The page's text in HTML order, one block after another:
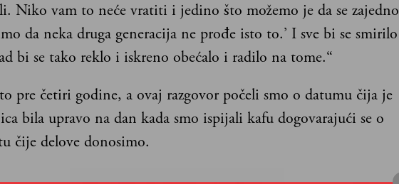
Niko vam to neće vratiti i jedino što možemo je da se zajedno
da neka druga generacija ne prođe isto to.’ I sve bi se smirilo
bi se tako reklo i iskreno obećalo i radilo na tome.“
pre četiri godine, a ovaj razgovor počeli smo o datumu čija je
bila upravo na dan kada smo ispijali kafu dogovarajući se o
čije delove donosimo.